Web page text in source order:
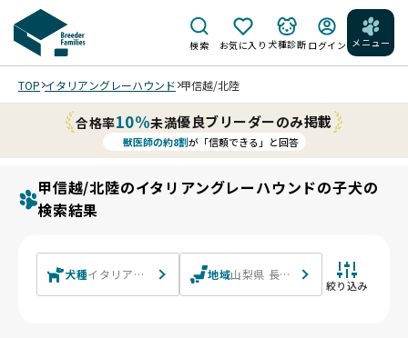
検索 お気に入り 犬種診断 ログイン メニュー
TOP イタリアングレーハウンド 甲信越/北陸
合格率10%未満優良ブリーダーのみ掲載
獣医師の約8割が「信頼できる」と回答
甲信越/北陸のイタリアングレーハウンドの子犬の
検索結果
犬種イタリアングレーハウンド
地域山梨県 長野県 新潟県 富山県 石川
絞り込み